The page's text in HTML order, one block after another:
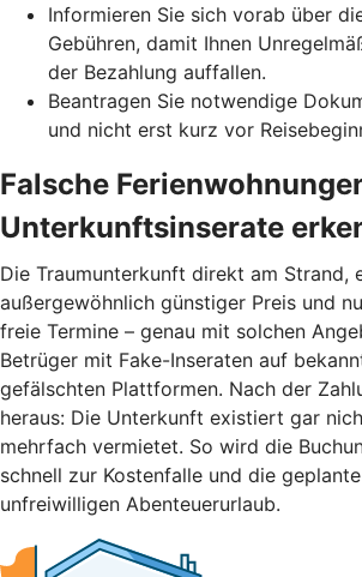
Informieren Sie sich vorab über
Gebühren, damit Ihnen
der Bezahlung auffallen.
Beantragen Sie notwendige
und nicht erst kurz vor
Falsche
Unterkunftsinserate
Die Traumunterkunft direkt am Strand,
außergewöhnlich günstiger Preis und
freie Termine – genau mit solchen
Betrüger mit Fake-Inseraten auf
gefälschten Plattformen. Nach der
heraus: Die Unterkunft existiert gar
mehrfach vermietet. So wird die
schnell zur Kostenfalle und die
unfreiwilligen Abenteuerurlaub.